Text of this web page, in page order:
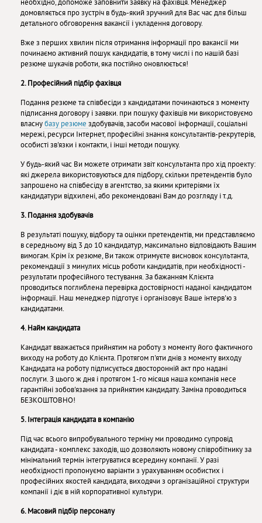
необхідно, допоможе заповнити заявку на фахівця. Менеджер
домовляється про зустріч в будь-який зручний для Вас час для більш
детального обговорення вакансії і укладення договору.
Вже з перших хвилин після отримання інформації про вакансії ми
починаємо активний пошук кандидатів, в тому числі і по нашій базі
резюме шукачів роботи, яка постійно оновлюється!
2. Професійний підбір фахівця
Подання резюме та співбесіди з кандидатами починаються з моменту
підписання договору і заявки. при пошуку фахівців ми використовуємо
власну базу резюме здобувачів, засоби масової інформації, соціальні
мережі, ресурси Інтернет, професійні знання консультантів-рекрутерів,
особисті зв'язки і контакти, і інші методи пошуку.
У будь-який час Ви можете отримати звіт консультанта про хід проекту:
які джерела використовуються для підбору, скільки претендентів було
запрошено на співбесіду в агентство, за якими критеріями їх
кандидатури відхилені, або рекомендовані Вам до розгляду і т.д.
3. Подання здобувачів
В результаті пошуку, відбору та оцінки претендентів, ми представляємо
в середньому від 3 до 10 кандидатур, максимально відповідають Вашим
вимогам. Крім їх резюме, Ви також отримуєте висновок консультанта,
рекомендації з минулих місць роботи кандидатів, при необхідності -
результати професійного тестування. За бажанням Клієнта
проводиться поглиблена перевірка достовірності наданої кандидатом
інформації. Наш менеджер підготує і організовує Ваше інтерв'ю з
кандидатами.
4. Найм кандидата
Кандидат вважається прийнятим на роботу з моменту його фактичного
виходу на роботу до Клієнта. Протягом п'яти днів з моменту виходу
Кандидата на роботу підписується двосторонній акт про надані
послуги. З цього ж дня і протягом 1-го місяця наша компанія несе
гарантійні зобов'язання за прийнятим кандидату. Заміна проводиться
БЕЗКОШТОВНО!
5. Інтеграція кандидата в компанію
Під час всього випробувального терміну ми проводимо супровід
кандидата - комплекс заходів, що дозволяють новому співробітнику за
мінімальний термін інтегруватися всередину компанії. У разі
необхідності пропонуємо варіанти з урахуванням особистих і
професійних якостей кандидата, виходячи з організаційної структури
компанії і діє в ній корпоративної культури.
6. Масовий підбір персоналу